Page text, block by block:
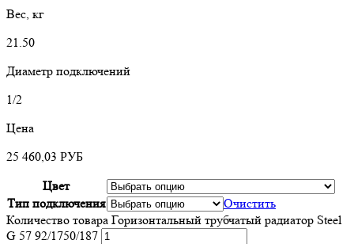
Вес, кг
21.50
Диаметр подключений
1/2
Цена
25 460,03 РУБ
Цвет
Тип подключения
Очистить
Количество товара Горизонтальный трубчатый радиатор Steel
G 57 92/1750/187